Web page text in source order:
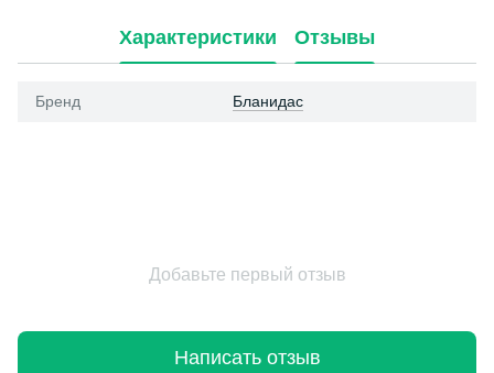
Характеристики Отзывы
Бренд Бланидас
Добавьте первый отзыв
Написать отзыв